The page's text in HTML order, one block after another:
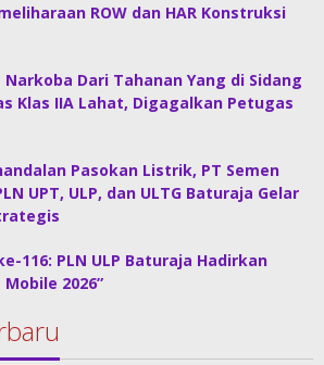
ROW dan HAR Konstruksi
Dari Tahanan Yang di Sidang
Klas IIA Lahat, Digagalkan Petugas
Pasokan Listrik, PT Semen
UPT, ULP, dan ULTG Baturaja Gelar
116: PLN ULP Baturaja Hadirkan
2026”